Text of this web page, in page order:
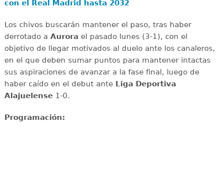
con el Real Madrid hasta 2032
Los chivos buscarán mantener el paso, tras haber
derrotado a Aurora el pasado lunes (3-1), con el
objetivo de llegar motivados al duelo ante los canaleros,
en el que deben sumar puntos para mantener intactas
sus aspiraciones de avanzar a la fase final, luego de
haber caído en el debut ante Liga Deportiva
Alajuelense1-0.
Programación: